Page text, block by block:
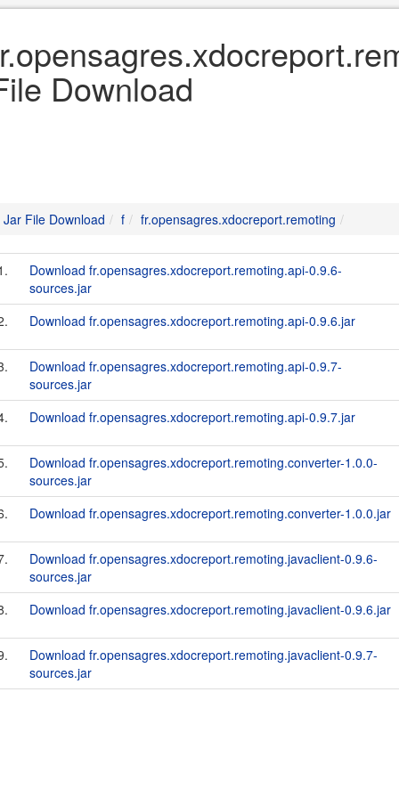
Download
Jar File Download f fr.opensagres.xdocreport.remoting
Download fr.opensagres.xdocreport.remoting.api-0.9.6-
sources.jar
Download fr.opensagres.xdocreport.remoting.api-0.9.6.jar
Download fr.opensagres.xdocreport.remoting.api-0.9.7-
sources.jar
Download fr.opensagres.xdocreport.remoting.api-0.9.7.jar
Download fr.opensagres.xdocreport.remoting.converter-1.0.0-
sources.jar
Download fr.opensagres.xdocreport.remoting.converter-1.0.0.jar
Download fr.opensagres.xdocreport.remoting.javaclient-0.9.6-
sources.jar
Download fr.opensagres.xdocreport.remoting.javaclient-0.9.6.jar
Download fr.opensagres.xdocreport.remoting.javaclient-0.9.7-
sources.jar